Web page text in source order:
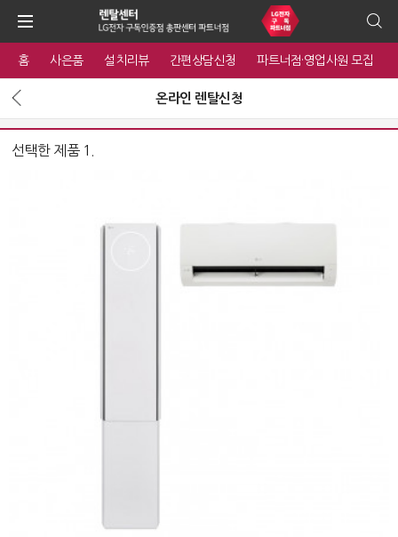
홈 사은품 설치리뷰 간편상담신청 파트너점·영업사원 모집
온라인 렌탈신청
선택한 제품 1.